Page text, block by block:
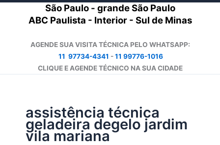
São Paulo - grande São Paulo
ABC Paulista - Interior - Sul de Minas
AGENDE SUA VISITA TÉCNICA PELO WHATSAPP:
11 97734-4341 -11 99776-1016
CLIQUE E AGENDE TÉCNICO NA SUA CIDADE
assistência técnica
geladeira degelo jardim
vila mariana